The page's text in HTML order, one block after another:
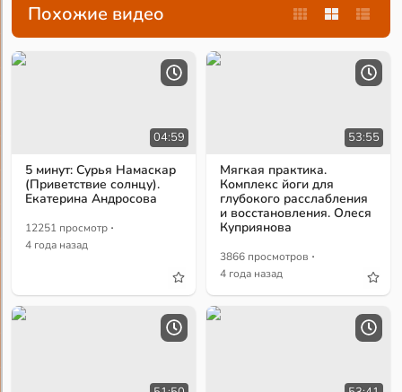
Похожие видео
04:59
5 минут: Сурья Намаскар
(Приветствие солнцу).
Екатерина Андросова
12251 просмотр ·
4 года назад
53:55
Мягкая практика.
Комплекс йоги для
глубокого расслабления
и восстановления. Олеся
Куприянова
3866 просмотров ·
4 года назад